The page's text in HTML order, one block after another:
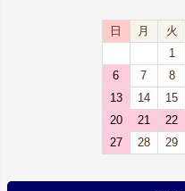
日 月 火
1
6
7 8
13
14 15
20
21 22
27
28 29